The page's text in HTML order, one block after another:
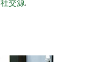
社交源.